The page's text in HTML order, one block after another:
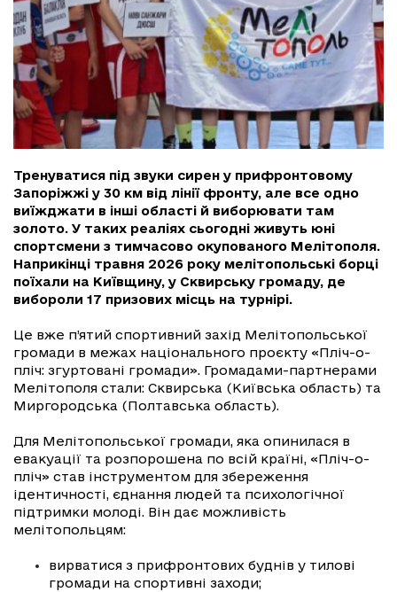
Тренуватися під звуки сирен у прифронтовому
Запоріжжі у 30 км від лінії фронту, але все одно
виїжджати в інші області й виборювати там
золото. У таких реаліях сьогодні живуть юні
спортсмени з тимчасово окупованого Мелітополя.
Наприкінці травня 2026 року мелітопольські борці
поїхали на Київщину, у Сквирську громаду, де
вибороли 17 призових місць на турнірі.
Це вже п’ятий спортивний захід Мелітопольської
громади в межах національного проєкту «Пліч-о-
пліч: згуртовані громади». Громадами-партнерами
Мелітополя стали: Сквирська (Київська область) та
Миргородська (Полтавська область).
Для Мелітопольської громади, яка опинилася в
евакуації та розпорошена по всій країні, «Пліч-о-
пліч» став інструментом для збереження
ідентичності, єднання людей та психологічної
підтримки молоді. Він дає можливість
мелітопольцям:
вирватися з прифронтових буднів у тилові
громади на спортивні заходи;